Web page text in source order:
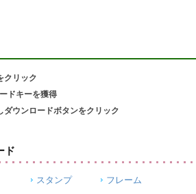
クリック
ドキーを獲得
ダウンロードボタンをクリック
ド
スタンプ フレーム